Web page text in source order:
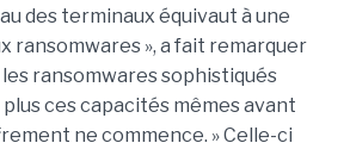
des terminaux équivaut à une
ransomwares », a fait remarquer
les ransomwares sophistiqués
ces capacités mêmes avant
ne commence. » Celle-ci